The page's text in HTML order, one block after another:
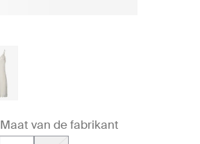
Maat van de fabrikant